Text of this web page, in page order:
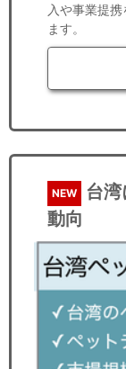
入や事業提
ます。
NEW
台
動向